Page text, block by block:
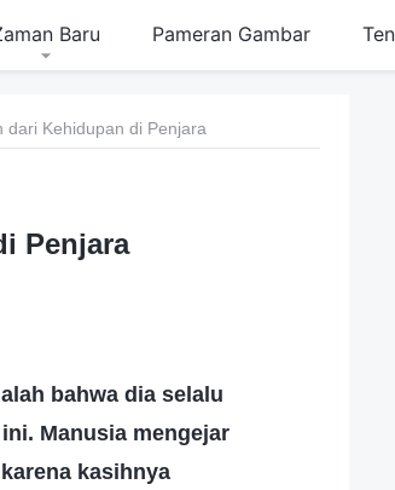
Baru Pameran Gambar
dari Kehidupan di Penjara
Penjara
bahwa dia selalu
Manusia mengejar
kasihnya